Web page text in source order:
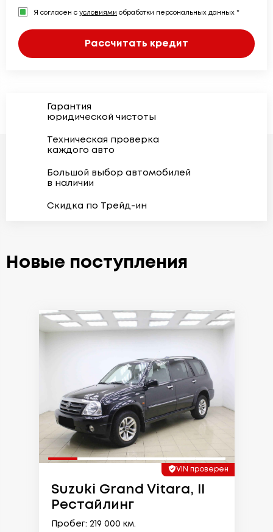
Я согласен с условиями обработки персональных данных *
Рассчитать кредит
Гарантия
юридической чистоты
Техническая проверка
каждого авто
Большой выбор автомобилей
в наличии
Скидка по Трейд-ин
Новые поступления
VIN проверен
Suzuki Grand Vitara, II
Рестайлинг
Пробег: 219 000 км.